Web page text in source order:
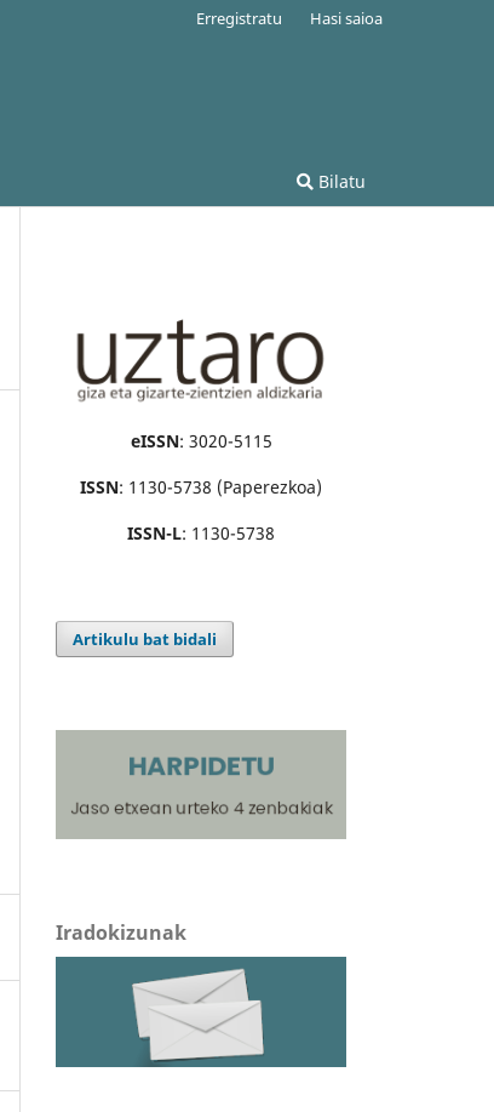
Bilatu
Erregistratu Hasi saioa
eISSN: 3020-5115
ISSN: 1130-5738 (Paperezkoa)
ISSN-L: 1130-5738
Artikulu bat bidali
Iradokizunak